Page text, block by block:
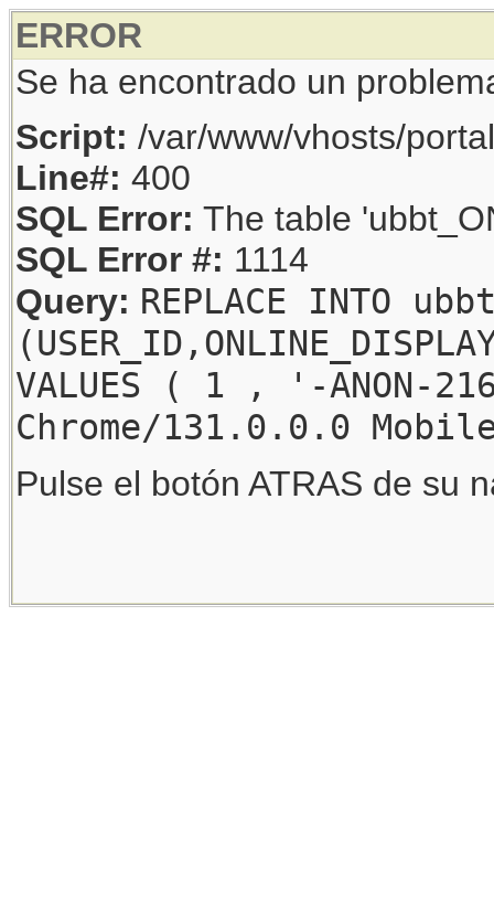
ERROR
Se ha encontrado un
Script: /var/www/vhosts/
Line#: 400
SQL Error: The table
SQL Error #: 1114
Query: REPLACE INTO
VALUES ( 1 , '-
Chrome/131.0.0.0
Pulse el botón ATRAS de su